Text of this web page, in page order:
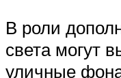
В роли
света могут
уличные